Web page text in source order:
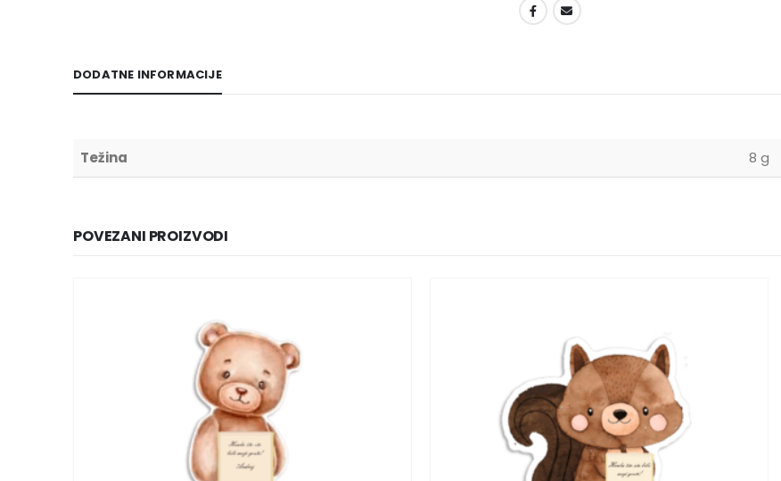
DODATNE INFORMACIJE
Težina 8 g
POVEZANI PROIZVODI